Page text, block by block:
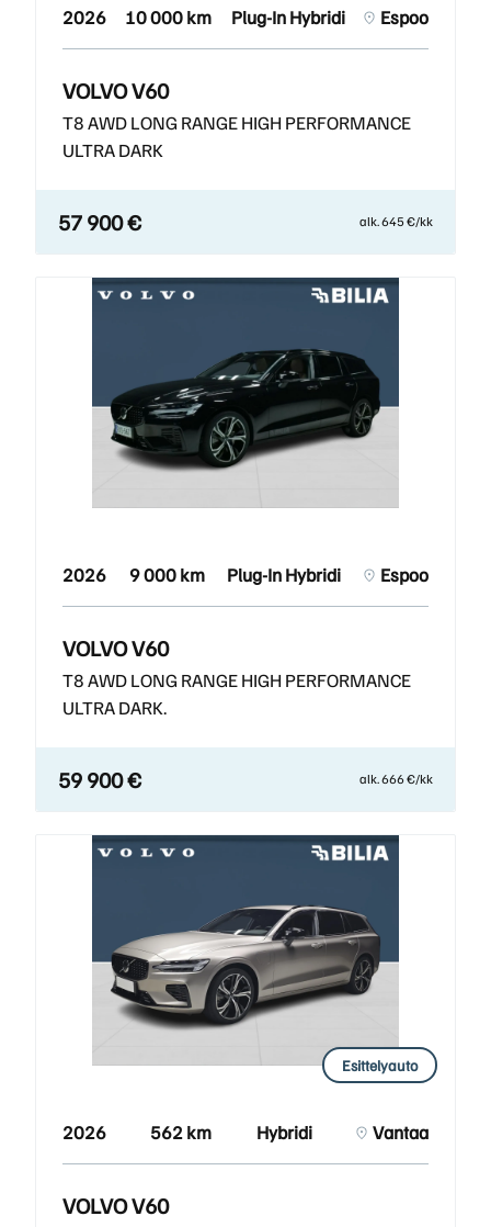
2026 10 000 km Plug-In Hybridi Espoo
VOLVO V60
T8 AWD LONG RANGE HIGH PERFORMANCE
ULTRA DARK
57 900 € alk. 645 €/kk
2026 9 000 km Plug-In Hybridi Espoo
VOLVO V60
T8 AWD LONG RANGE HIGH PERFORMANCE
ULTRA DARK.
59 900 € alk. 666 €/kk
Esittelyauto
2026 562 km Hybridi Vantaa
VOLVO V60